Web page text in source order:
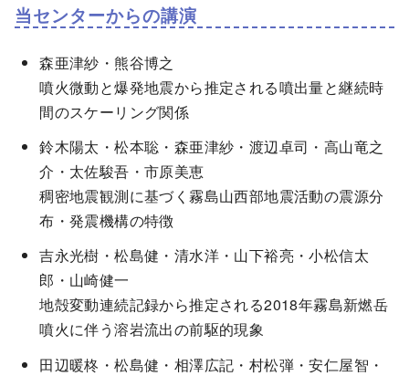
当センターからの講演
森亜津紗・熊谷博之
噴火微動と爆発地震から推定される噴出量と継続時
間のスケーリング関係
鈴木陽太・松本聡・森亜津紗・渡辺卓司・高山竜之
介・太佐駿吾・市原美恵
稠密地震観測に基づく霧島山西部地震活動の震源分
布・発震機構の特徴
吉永光樹・松島健・清水洋・山下裕亮・小松信太
郎・山崎健一
地殻変動連続記録から推定される2018年霧島新燃岳
噴火に伴う溶岩流出の前駆的現象
田辺暖柊・松島健・相澤広記・村松弾・安仁屋智・